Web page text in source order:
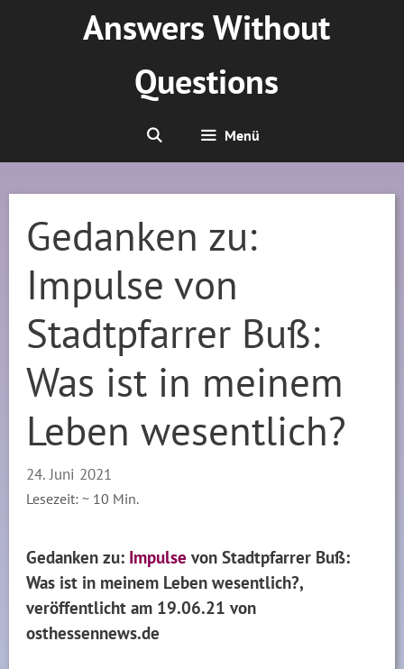
Answers Without
Questions
Menü
Gedanken zu:
Impulse von
Stadtpfarrer Buß:
Was ist in meinem
Leben wesentlich?
24. Juni 2021
Lesezeit: ~ 10 Min.
Gedanken zu: Impulse von Stadtpfarrer Buß:
Was ist in meinem Leben wesentlich?,
veröffentlicht am 19.06.21 von
osthessennews.de